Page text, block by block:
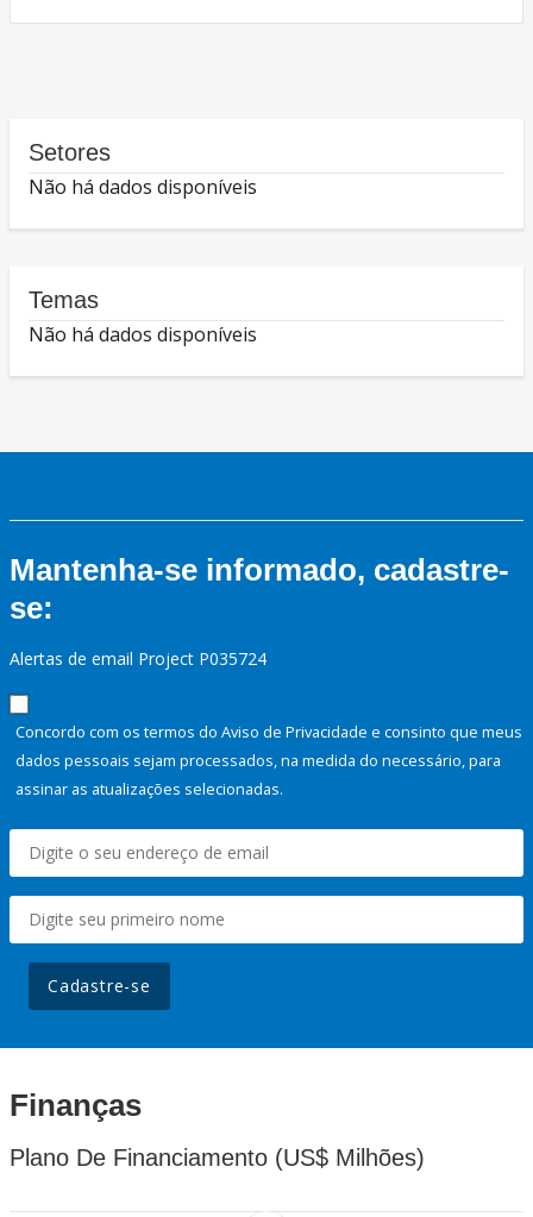
Setores
Não há dados disponíveis
Temas
Não há dados disponíveis
Mantenha-se informado, cadastre-
se:
Alertas de email Project P035724
Concordo com os termos do Aviso de Privacidade e consinto que meus
dados pessoais sejam processados, na medida do necessário, para
assinar as atualizações selecionadas.
Cadastre-se
Finanças
Plano De Financiamento (US$ Milhões)